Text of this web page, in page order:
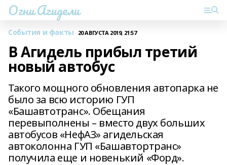
Огни Агидели
События и факты 20 АВГУСТА 2019, 21:57
В Агидель прибыл третий
новый автобус
Такого мощного обновления автопарка не
было за всю историю ГУП
«Башавтотранс». Обещания
перевыполнены – вместо двух больших
автобусов «НефАЗ» агидельская
автоколонна ГУП «Башавтортранс»
получила еще и новенький «Форд».